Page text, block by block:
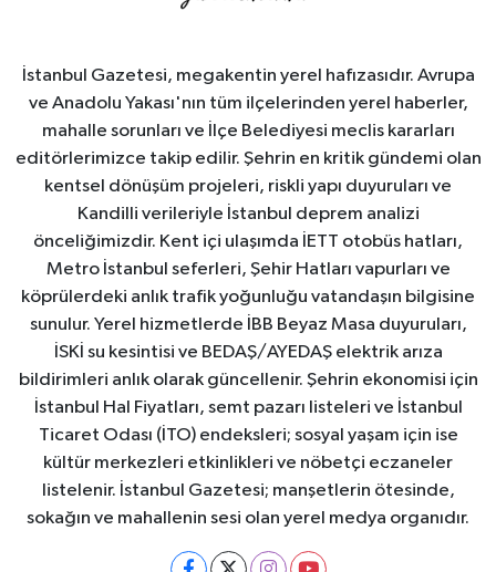
İstanbul Gazetesi, megakentin yerel hafızasıdır. Avrupa
ve Anadolu Yakası'nın tüm ilçelerinden yerel haberler,
mahalle sorunları ve İlçe Belediyesi meclis kararları
editörlerimizce takip edilir. Şehrin en kritik gündemi olan
kentsel dönüşüm projeleri, riskli yapı duyuruları ve
Kandilli verileriyle İstanbul deprem analizi
önceliğimizdir. Kent içi ulaşımda İETT otobüs hatları,
Metro İstanbul seferleri, Şehir Hatları vapurları ve
köprülerdeki anlık trafik yoğunluğu vatandaşın bilgisine
sunulur. Yerel hizmetlerde İBB Beyaz Masa duyuruları,
İSKİ su kesintisi ve BEDAŞ/AYEDAŞ elektrik arıza
bildirimleri anlık olarak güncellenir. Şehrin ekonomisi için
İstanbul Hal Fiyatları, semt pazarı listeleri ve İstanbul
Ticaret Odası (İTO) endeksleri; sosyal yaşam için ise
kültür merkezleri etkinlikleri ve nöbetçi eczaneler
listelenir. İstanbul Gazetesi; manşetlerin ötesinde,
sokağın ve mahallenin sesi olan yerel medya organıdır.